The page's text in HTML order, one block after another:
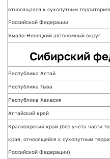
относящаяся к сухопутным
Российской Федерации
Ямало-Ненецкий автономный округ
Сибирский
Республика Алтай
Республика Тыва
Республика Хакасия
Алтайский край
Красноярский край (без учета части
края, относящейся к сухопутным
Российской Федерации)